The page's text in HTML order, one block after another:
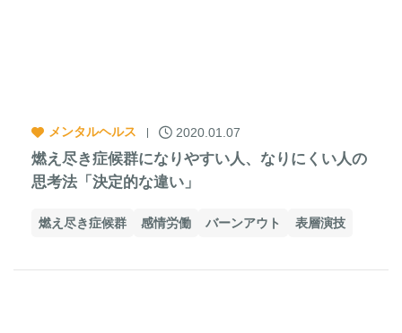
メンタルヘルス 2020.01.07
燃え尽き症候群になりやすい人、なりにくい人の
思考法「決定的な違い」
燃え尽き症候群 感情労働 バーンアウト 表層演技